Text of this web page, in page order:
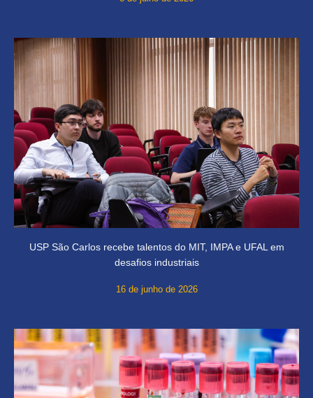
USP São Carlos recebe talentos do MIT, IMPA e UFAL em
desafios industriais
16 de junho de 2026